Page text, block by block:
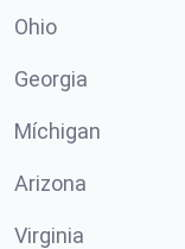
Ohio
Georgia
Míchigan
Arizona
Virginia